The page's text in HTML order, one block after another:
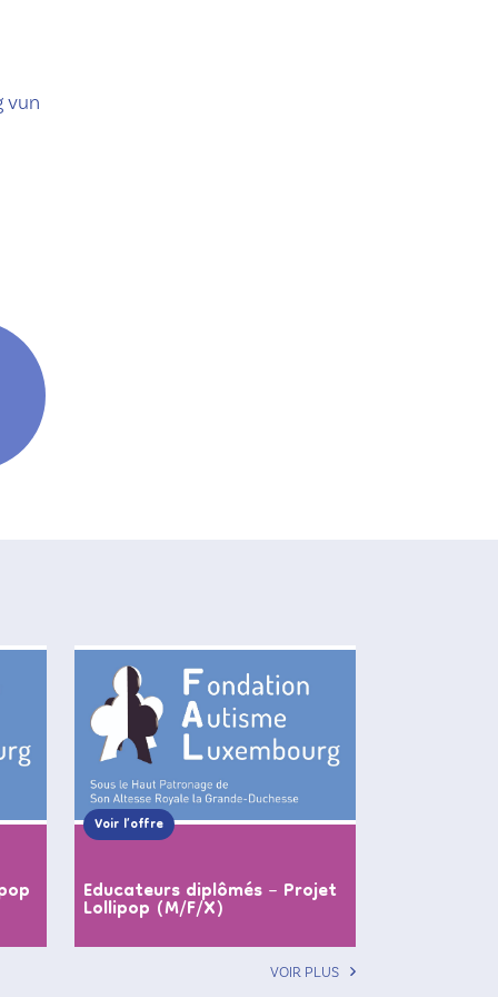
vun
Voir l’offre
Educateurs diplômés – Projet
Lollipop (M/F/X)
VOIR PLUS